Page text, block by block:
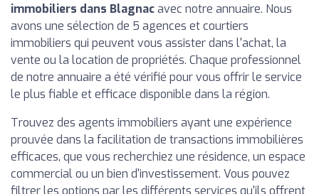
immobiliers dans Blagnacavec notre annuaire. Nous
avons une sélection de 5 agences et courtiers
immobiliers qui peuvent vous assister dans l'achat, la
vente ou la location de propriétés. Chaque professionnel
de notre annuaire a été vérifié pour vous offrir le service
le plus fiable et efficace disponible dans la région.
Trouvez des agents immobiliers ayant une expérience
prouvée dans la facilitation de transactions immobilières
efficaces, que vous recherchiez une résidence, un espace
commercial ou un bien d'investissement. Vous pouvez
filtrer les options par les différents services qu'ils offrent